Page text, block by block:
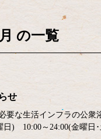
の一覧
せ
要な生活インフラの公
日) 10:00～24:00(金